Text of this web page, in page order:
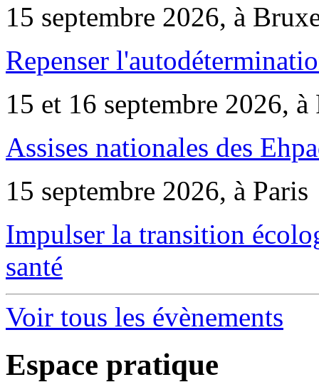
15 septembre 2026, à
Repenser
15 et 16 septembre 2026, à
Assises nationales des
15 septembre 2026, à Paris
Impulser la transition
santé
Voir tous les évènements
Espace pratique